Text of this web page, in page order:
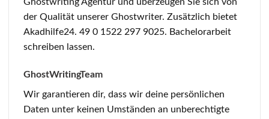
Ghostwriting Agentur und überzeugen Sie sich von
der Qualität unserer Ghostwriter. Zusätzlich bietet
Akadhilfe24. 49 0 1522 297 9025. Bachelorarbeit
schreiben lassen.
GhostWritingTeam
Wir garantieren dir, dass wir deine persönlichen
Daten unter keinen Umständen an unberechtigte